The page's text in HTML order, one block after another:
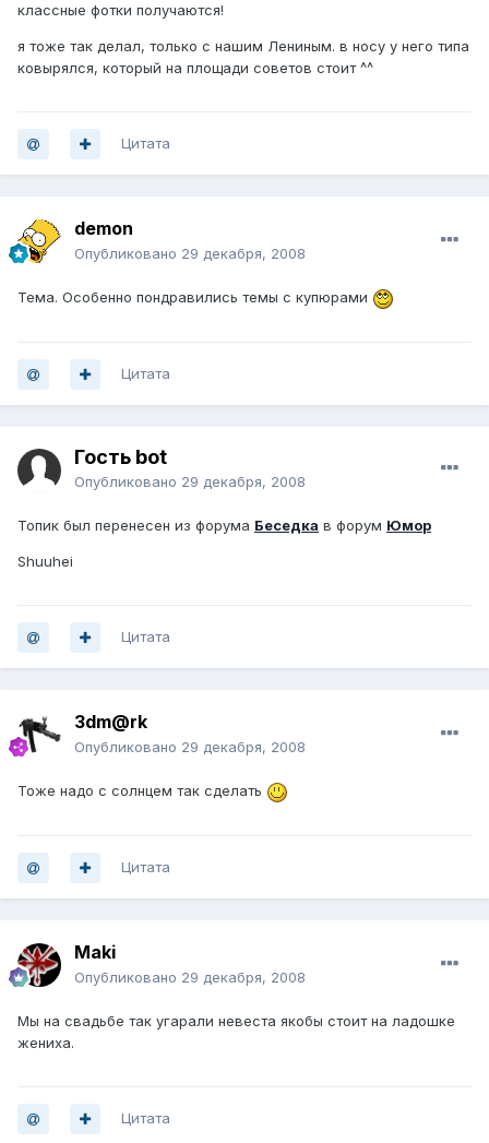
классные фотки получаются!
я тоже так делал, только с нашим Лениным. в носу у него типа
ковырялся, который на площади советов стоит ^^
Цитата
demon
Опубликовано 29 декабря, 2008
Тема. Особенно пондравились темы с купюрами
Цитата
Гость bot
Опубликовано 29 декабря, 2008
Топик был перенесен из форума Беседка в форум Юмор
Shuuhei
Цитата
3dm@rk
Опубликовано 29 декабря, 2008
Тоже надо с солнцем так сделать
Цитата
Maki
Опубликовано 29 декабря, 2008
Мы на свадьбе так угарали невеста якобы стоит на ладошке
жениха.
Цитата